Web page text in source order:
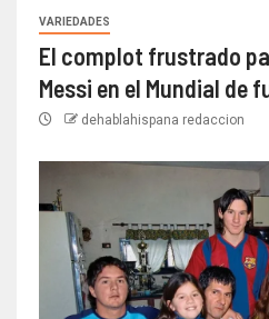
VARIEDADES
El complot frustrado
Messi en el Mundial de
dehablahispana redaccion